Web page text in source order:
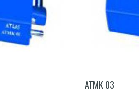
ATMK 03